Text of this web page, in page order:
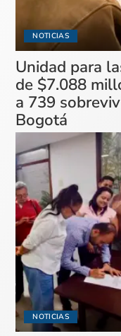
NOTICIAS
Unidad para
de $7.088
a 739
Bogotá
NOTICIAS